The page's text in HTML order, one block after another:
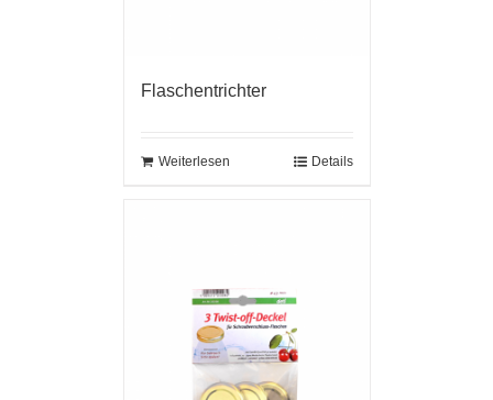
Flaschentrichter
Weiterlesen Details